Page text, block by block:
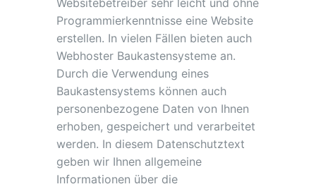
Websitebetreiber sehr leicht und ohne
Programmierkenntnisse eine Website
erstellen. In vielen Fällen bieten auch
Webhoster Baukastensysteme an.
Durch die Verwendung eines
Baukastensystems können auch
personenbezogene Daten von Ihnen
erhoben, gespeichert und verarbeitet
werden. In diesem Datenschutztext
geben wir Ihnen allgemeine
Informationen über die